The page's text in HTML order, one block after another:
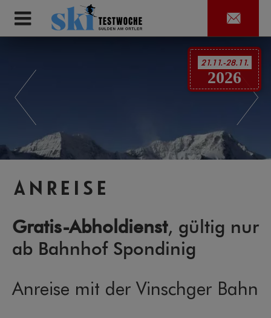
21.11.-28.11.
2026
Anreise
Gratis-Abholdienst, gültig nur
ab Bahnhof Spondinig
Anreise mit der Vinschger Bahn